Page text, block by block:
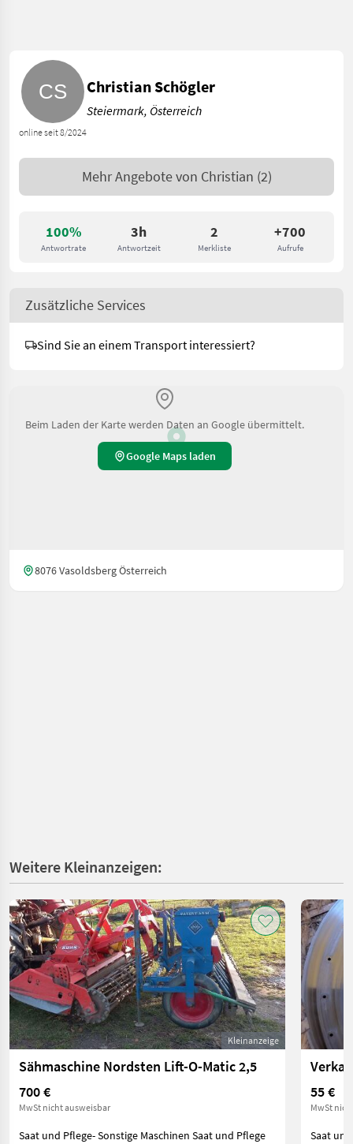
100%
Antwortrate
3h
Antwortzeit
2
Merkliste
+700
Aufrufe
online seit 8/2024
Christian Schögler
Steiermark, Österreich
Mehr Angebote von Christian (2)
Zusätzliche Services
Sind Sie an einem Transport interessiert?
Beim Laden der Karte werden Daten an Google übermittelt.
Google Maps laden
8076 Vasoldsberg Österreich
Weitere Kleinanzeigen:
Kleinanzeige
Sähmaschine Nordsten Lift-O-Matic 2,5
700 €
MwSt nicht ausweisbar
Saat und Pflege- Sonstige Maschinen Saat und Pflege
55 €
MwSt
Saat